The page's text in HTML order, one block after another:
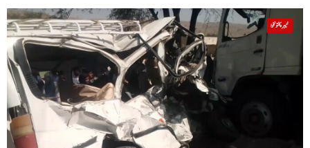
خیبر پختونخوا